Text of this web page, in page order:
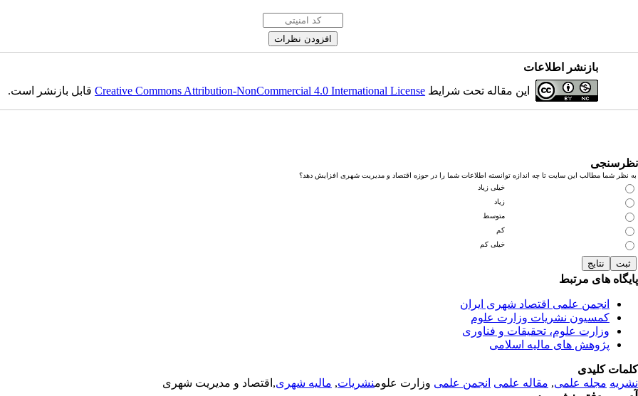
بازنشر اطلاعات
این مقاله تحت شرایط Creative Commons Attribution-NonCommercial 4.0 International Licenseقابل بازنشر است.
نظرسنجی
به نظر شما مطالب این سایت تا چه اندازه توانسته اطلاعات شما را در حوزه اقتصاد و مدیریت شهری افزایش دهد؟
خیلی زیاد
زیاد
متوسط
کم
خیلی کم
پایگاه های مرتبط
انجمن علمی اقتصاد شهری ایران
کمسیون نشریات وزارت علوم
وزارت علوم، تحقیقات و فناوری
پژوهش های مالیه اسلامی
کلمات کلیدی
نشریه مجله علمی, مقاله علمی انجمن علمی وزارت علومنشریات, مالیه شهری,اقتصاد و مدیریت شهری